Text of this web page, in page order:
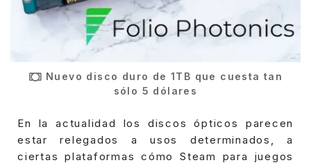
Nuevo disco duro de 1TB que cuesta tan
sólo 5 dólares
En la actualidad los discos ópticos parecen
estar relegados a usos determinados, a
ciertas plataformas cómo Steam para juegos